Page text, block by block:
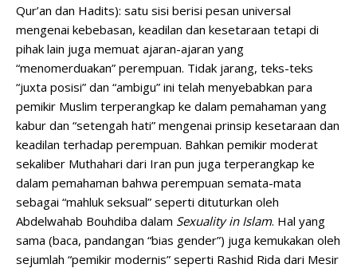
Qur’an dan Hadits): satu sisi berisi pesan universal
mengenai kebebasan, keadilan dan kesetaraan tetapi di
pihak lain juga memuat ajaran-ajaran yang
“menomerduakan” perempuan. Tidak jarang, teks-teks
“juxta posisi” dan “ambigu” ini telah menyebabkan para
pemikir Muslim terperangkap ke dalam pemahaman yang
kabur dan “setengah hati” mengenai prinsip kesetaraan dan
keadilan terhadap perempuan. Bahkan pemikir moderat
sekaliber Muthahari dari Iran pun juga terperangkap ke
dalam pemahaman bahwa perempuan semata-mata
sebagai “mahluk seksual” seperti dituturkan oleh
Abdelwahab Bouhdiba dalam Sexuality in Islam. Hal yang
sama (baca, pandangan “bias gender”) juga kemukakan oleh
sejumlah “pemikir modernis” seperti Rashid Rida dari Mesir